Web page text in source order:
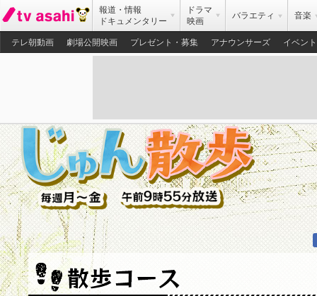
報道・情報
ドキュメンタリー
ドラマ
映画
バラエティ 音楽
テレ朝動画 劇場公開映画 プレゼント・募集 アナウンサーズ イベント